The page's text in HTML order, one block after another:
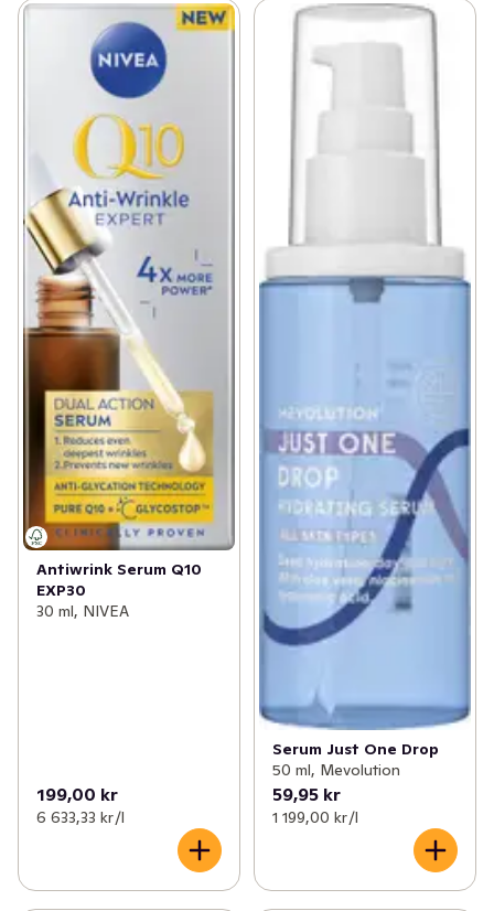
Antiwrink Serum Q10
EXP30
30 ml, NIVEA
199,00 kr
6 633,33 kr /l
Serum Just One Drop
50 ml, Mevolution
59,95 kr
1 199,00 kr /l